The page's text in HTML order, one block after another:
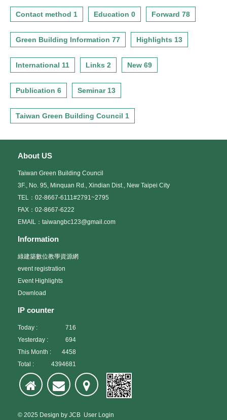
Contact method 1 Education 0 Forward 78
Green Building Information 77 Highlights 13
International 11 Links 2 New 69
Publication 6 Seminar 13
Taiwan Green Building Council 1
About US
Taiwan Green Building Council
3F., No. 95, Minquan Rd., Xindian Dist., New Taipei City
TEL：02-8667-6111#2791~2795
FAX：02-8667-6222
EMAIL：taiwangbc123@gmail.com
Information
綠建築數位教學資源網
event registration
Event Highlights
Download
IP counter
Today :
716
Yesterday :
694
This Month :
4458
Total :
4394681
© 2025 Design by JCB User Login